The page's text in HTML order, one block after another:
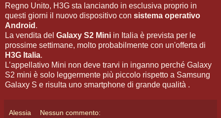
Regno Unito, H3G sta lanciando in esclusiva proprio in
questi giorni il nuovo dispositivo con sistema operativo
Android .
La vendita del Galaxy S2 Mini in Italia è prevista per le
prossime settimane, molto probabilmente con un'offerta di
H3G Italia.
L’appellativo Mini non deve trarvi in inganno perché Galaxy
S2 mini è solo leggermente più piccolo rispetto a Samsung
Galaxy S e risulta uno smartphone di grande qualità .
Alessia Nessun commento: